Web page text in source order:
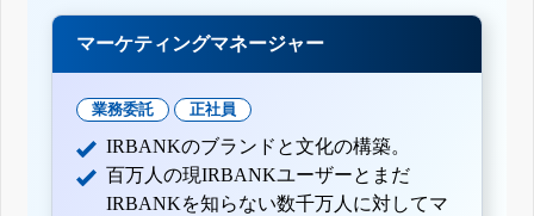
マーケティングマネージャー
業務委託 正社員
IRBANKのブランドと文化の構築。
百万人の現IRBANKユーザーとまだ
IRBANKを知らない数千万人に対してマ